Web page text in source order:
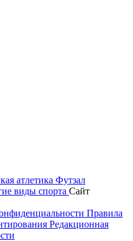
атлетика Футзал
виды спорта Сайт
Правила
Редакционная